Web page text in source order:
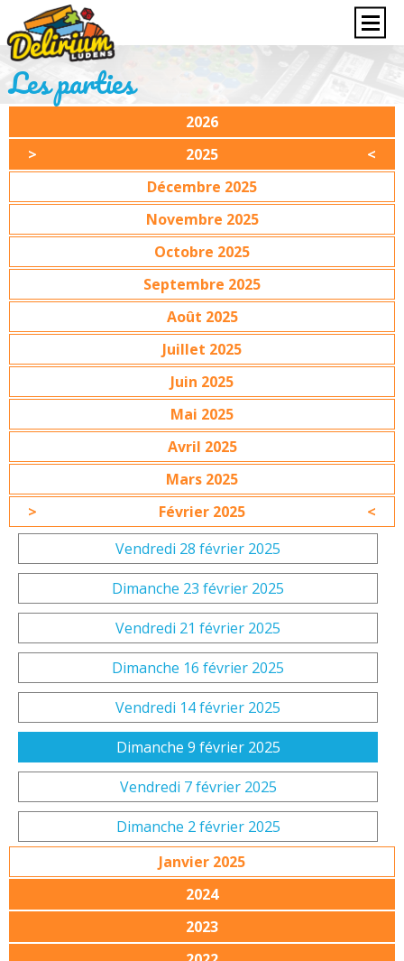
Les parties
2026
2025
Décembre 2025
Novembre 2025
Octobre 2025
Septembre 2025
Août 2025
Juillet 2025
Juin 2025
Mai 2025
Avril 2025
Mars 2025
Février 2025
Vendredi 28 février 2025
Dimanche 23 février 2025
Vendredi 21 février 2025
Dimanche 16 février 2025
Vendredi 14 février 2025
Dimanche 9 février 2025
Vendredi 7 février 2025
Dimanche 2 février 2025
Janvier 2025
2024
2023